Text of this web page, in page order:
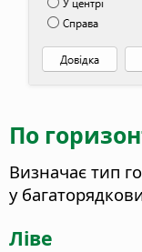
По
Визначає тип
у
Ліве